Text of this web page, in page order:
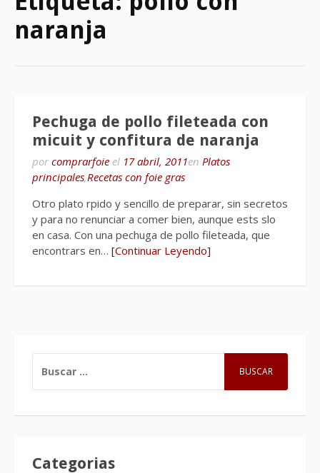
naranja
Pechuga de pollo fileteada con
micuit y confitura de naranja
por comprarfoie el 17 abril, 2011en Platos
principales,Recetas con foie gras
Otro plato rpido y sencillo de preparar, sin secretos
y para no renunciar a comer bien, aunque ests slo
en casa. Con una pechuga de pollo fileteada, que
encontrars en… [Continuar Leyendo]
Categorias